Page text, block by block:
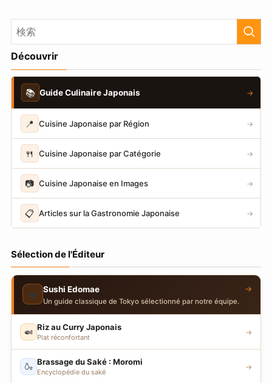
Découvrir
📚 Guide Culinaire Japonais →
📍 Cuisine Japonaise par Région →
🍴 Cuisine Japonaise par Catégorie →
📷 Cuisine Japonaise en Images →
📋 Articles sur la Gastronomie Japonaise →
Sélection de l'Éditeur
🍣 Sushi Edomae
Un guide classique de Tokyo sélectionné par notre équipe.
→
🍛 Riz au Curry Japonais
Plat réconfortant
→
🍶 Brassage du Saké : Moromi
Encyclopédie du saké
→